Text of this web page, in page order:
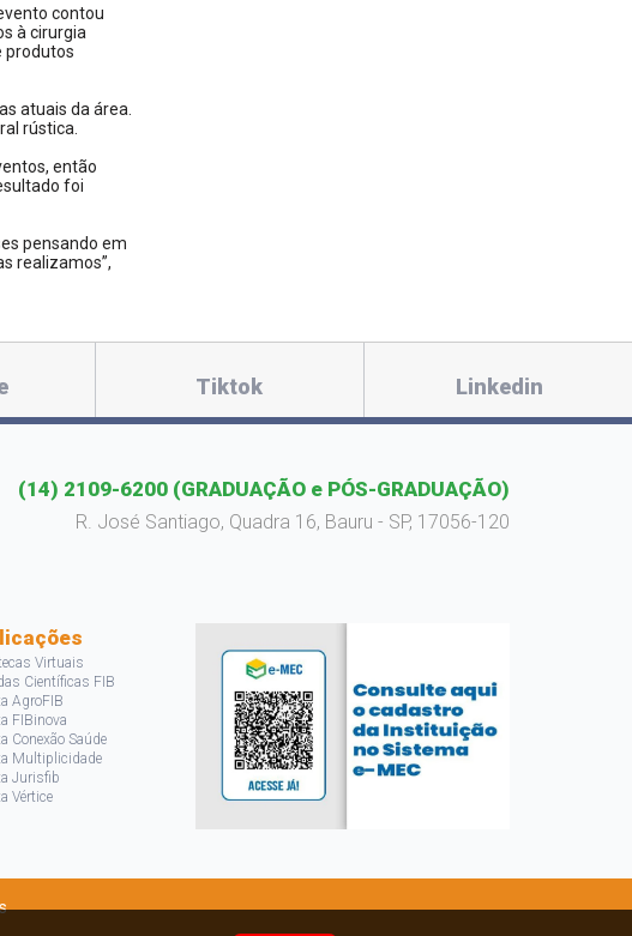
contou
à cirurgia
produtos
atuais da área.
rústica.
então
foi
pensando em
realizamos”,
Tiktok Linkedin
(14) 2109-6200 (GRADUAÇÃO e PÓS-GRADUAÇÃO)
R. José Santiago, Quadra 16, Bauru - SP, 17056-120
Virtuais
Científicas FIB
AgroFIB
FIBinova
Conexão Saúde
Multiplicidade
Jurisfib
Vértice